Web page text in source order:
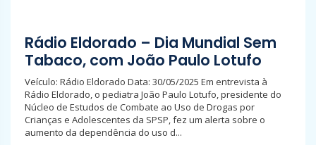
Rádio Eldorado – Dia Mundial Sem
Tabaco, com João Paulo Lotufo
Veículo: Rádio Eldorado Data: 30/05/2025 Em entrevista à
Rádio Eldorado, o pediatra João Paulo Lotufo, presidente do
Núcleo de Estudos de Combate ao Uso de Drogas por
Crianças e Adolescentes da SPSP, fez um alerta sobre o
aumento da dependência do uso d...